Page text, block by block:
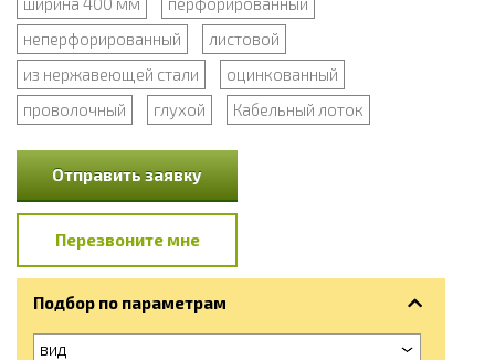
неперфорированный
листовой
из нержавеющей стали
оцинкованный
проволочный
глухой Кабельный лоток
Отправить заявку
Перезвоните мне
Подбор по параметрам
вид